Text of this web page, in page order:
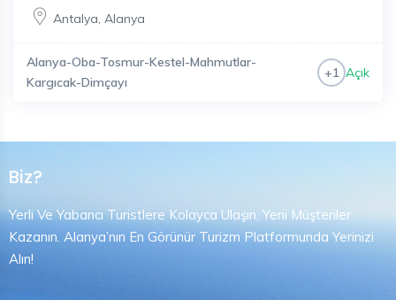
Antalya, Alanya
Alanya-Oba-Tosmur-Kestel-Mahmutlar-
Kargıcak-Dimçayı
+1 Açık
Biz?
Yerli Ve Yabancı Turistlere Kolayca Ulaşın, Yeni Müşteriler
Kazanın. Alanya’nın En Görünür Turizm Platformunda Yerinizi
Alın!